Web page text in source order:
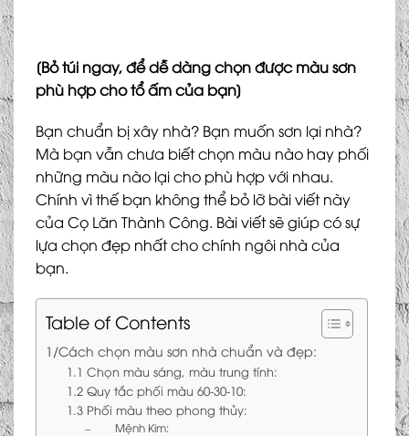
[Bỏ túi ngay, để dễ dàng chọn được màu sơn
phù hợp cho tổ ấm của bạn]
Bạn chuẩn bị xây nhà? Bạn muốn sơn lại nhà?
Mà bạn vẫn chưa biết chọn màu nào hay phối
những màu nào lại cho phù hợp với nhau.
Chính vì thế bạn không thể bỏ lỡ bài viết này
của Cọ Lăn Thành Công. Bài viết sẽ giúp có sự
lựa chọn đẹp nhất cho chính ngôi nhà của
bạn.
Table of Contents
1/Cách chọn màu sơn nhà chuẩn và đẹp:
1.1 Chọn màu sáng, màu trung tính:
1.2 Quy tắc phối màu 60-30-10:
1.3 Phối màu theo phong thủy:
– Mệnh Kim: